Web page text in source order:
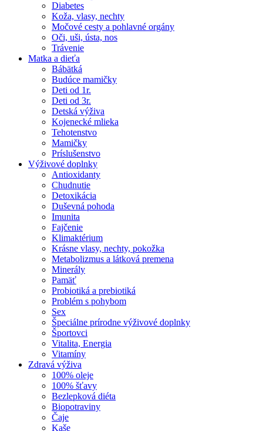
Diabetes
Koža, vlasy, nechty
Močové cesty a pohlavné orgány
Oči, uši, ústa, nos
Trávenie
Matka a dieťa
Bábätká
Budúce mamičky
Deti od 1r.
Deti od 3r.
Detská výživa
Kojenecké mlieka
Tehotenstvo
Mamičky
Príslušenstvo
Výživové doplnky
Antioxidanty
Chudnutie
Detoxikácia
Duševná pohoda
Imunita
Fajčenie
Klimaktérium
Krásne vlasy, nechty, pokožka
Metabolizmus a látková premena
Minerály
Pamäť
Probiotiká a prebiotiká
Problém s pohybom
Sex
Špeciálne prírodne výživové doplnky
Športovci
Vitalita, Energia
Vitamíny
Zdravá výživa
100% oleje
100% šťavy
Bezlepková diéta
Biopotraviny
Čaje
Kaše